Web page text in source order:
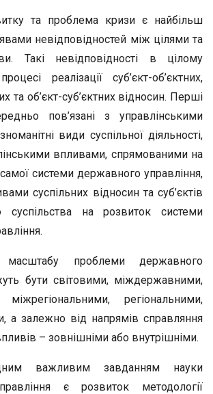
та проблема кризи є найбільш
невідповідностей між цілями та
Такі невідповідності в цілому
реалізації суб’єкт-об’єктних,
та об’єкт-суб’єктних відносин. Перші
пов’язані з управлінськими
види суспільної діяльності,
впливами, спрямованими на
системи державного управління,
суспільних відносин та суб’єктів
суспільства на розвиток системи
проблеми державного
бути світовими, міждержавними,
міжрегіональними, регіональними,
а залежно від напрямів справляння
– зовнішніми або внутрішніми.
важливим завданням науки
є розвиток методології